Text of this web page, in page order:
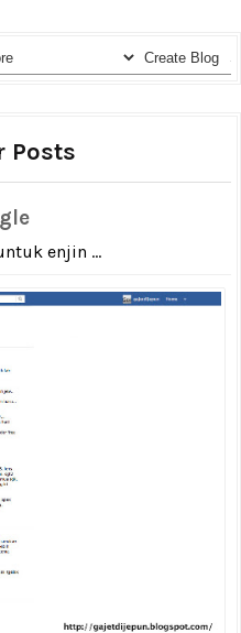
Posts
enjin ...